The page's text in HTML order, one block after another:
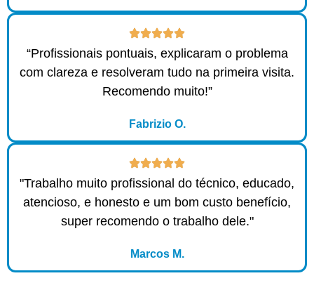
“Profissionais pontuais, explicaram o problema
com clareza e resolveram tudo na primeira visita.
Recomendo muito!”
Fabrizio O.
"Trabalho muito profissional do técnico, educado,
atencioso, e honesto e um bom custo benefício,
super recomendo o trabalho dele."
Marcos M.